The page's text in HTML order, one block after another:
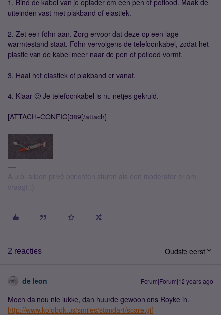
1. Bind de kabel van je oplader om een pen of potlood. Maak de
uiteinden vast met plakband of elastiek.
2. Zet een föhn aan. Zorg ervoor dat deze op een lage
warmtestand staat. Föhn vervolgens de telefoonkabel, zodat het
plastic van de kabel meer naar de pen of potlood vormt.
3. Haal het elastiek of plakband er vanaf.
4. Klaar 🙂 Je telefoonkabel is nu netjes gekruld.
[ATTACH=CONFIG]389[/attach]
A.u.b. alleen privé berichten sturen als een moderator er om
vraagt :)
2 reacties Oudste eerst
de leon Forum|Forum|12 years ago
Moch da nou nie lukke, dan huurde gewoon ons Royke in.
http://www.kolobok.us/smiles/standart/scare.gif